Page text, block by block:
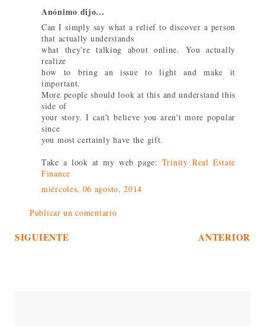
Anónimo dijo...
Can I simply say what a relief to discover a person
that actually understands
what they're talking about online. You actually
realize
how to bring an issue to light and make it
important.
More people should look at this and understand this
side of
your story. I can't believe you aren't more popular
since
you most certainly have the gift.
Take a look at my web page: Trinity Real Estate
Finance
miércoles, 06 agosto, 2014
Publicar un comentario
SIGUIENTE ANTERIOR